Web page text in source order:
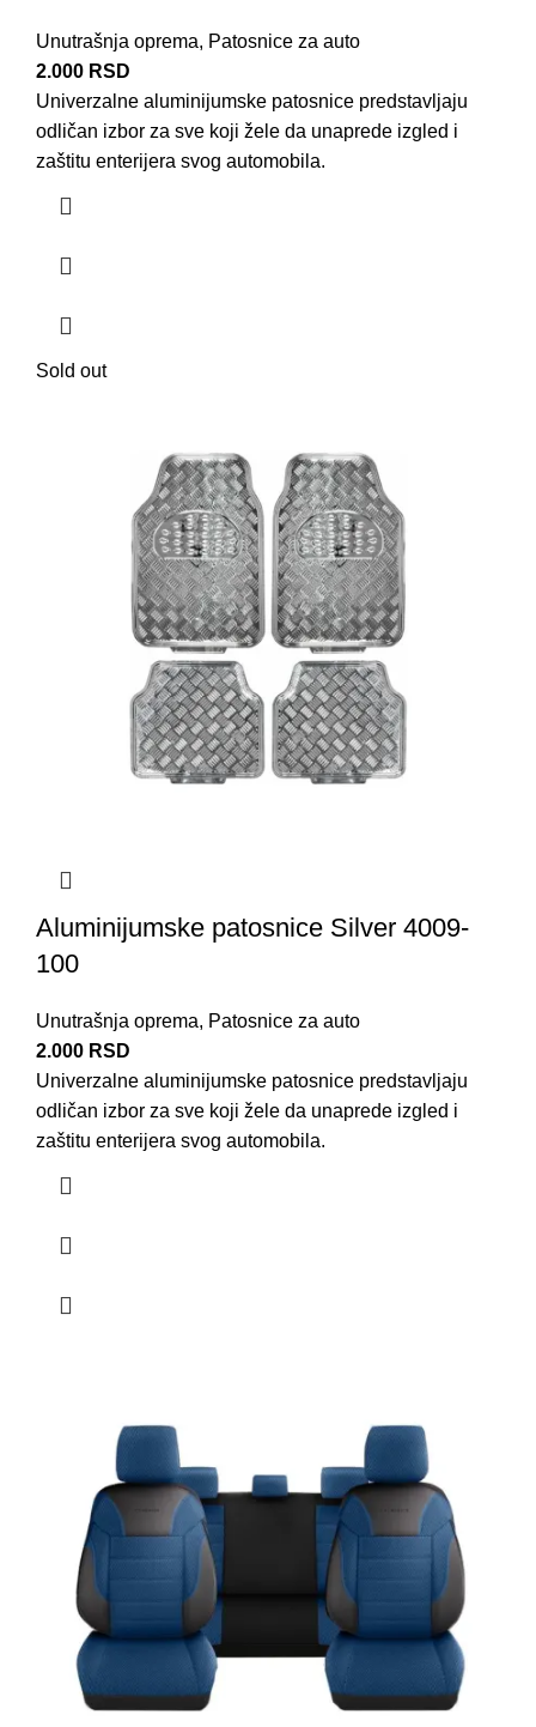
Unutrašnja oprema, Patosnice za auto
2.000 RSD
Univerzalne aluminijumske patosnice predstavljaju
odličan izbor za sve koji žele da unaprede izgled i
zaštitu enterijera svog automobila.
Sold out
Aluminijumske patosnice Silver 4009-
100
Unutrašnja oprema, Patosnice za auto
2.000 RSD
Univerzalne aluminijumske patosnice predstavljaju
odličan izbor za sve koji žele da unaprede izgled i
zaštitu enterijera svog automobila.